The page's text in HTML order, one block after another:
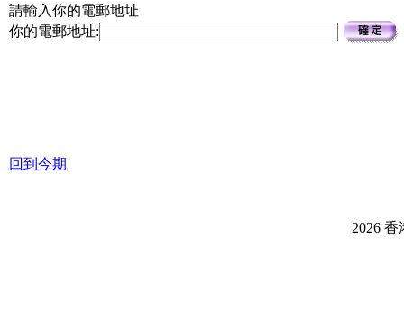
請輸入你的電郵地址
你的電郵地址:
回到今期
2026